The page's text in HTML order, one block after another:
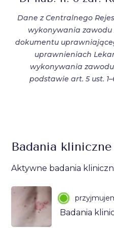
Dane z Centralnego
wykonywania zawodu
dokumentu
uprawnieniach
wykonywania
podstawie art. 5 ust.
Badania kliniczne
Aktywne badania
Badania